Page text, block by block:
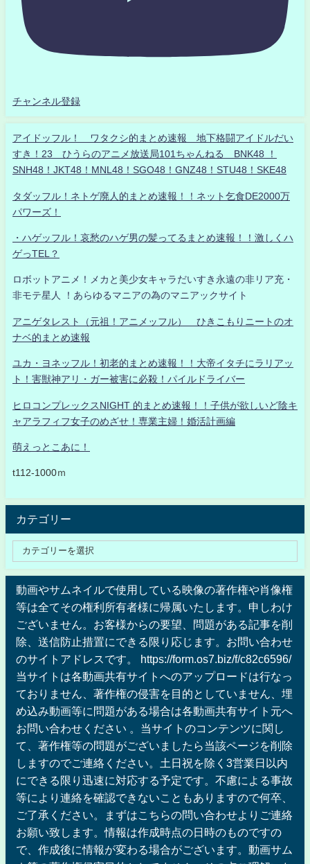
チャンネル登録
アイドッフル！ ワタクシ的まとめ速報 地下格闘アイドルだい
すき！23 ひうらのアニメ放送局101ちゃんねる BNK48 ！
SNH48！JKT48！MNL48！SGO48！GNZ48！STU48！SKE48
タダッフル！ネトゲ廃人的まとめ速報！！ネット乞食DE2000万
パワーズ！
・ハゲッフル！哀愁のハゲ男の髪ってるまとめ速報！！激しくハ
ゲっTEL？
ロボットアニメ！メカと美少女キャラだいすき永遠の非リア充・
非モテ星人 ！あらゆるマニアの為のマニアックサイト
アニゲタレスト（元祖！アニメッフル） ひきこもりニートのオ
ナベ的まとめ速報
ユカ・ヨネッフル！初老的まとめ速報！！大帝イタチにラリアッ
ト！害獣神アリ・ガー被害に必殺！パイルドライバー
ヒロコンプレックスNIGHT 的まとめ速報！！子供が欲しいど陰キ
ャアラフィフ女子のめざせ！専業主婦！婚活計画編
萌えっとこあに！
t112-1000ｍ
カテゴリー
動画やサムネイルで使用している映像の著作権や肖像権
等は全てその権利所有者様に帰属いたします。申しわけ
ございません。お客様からの要望、問題がある記事を削
除、送信防止措置にできる限り応じます。お問い合わせ
のサイトアドレスです。 https://form.os7.biz/f/c82c6596/
当サイトは各動画共有サイトへのアップロードは行なっ
ておりません、著作権の侵害を目的としていません、埋
め込み動画等に問題がある場合は各動画共有サイト元へ
お問い合わせください 。当サイトのコンテンツに関し
て、著作権等の問題がございましたら当該ページを削除
しますのでご連絡ください。土日祝を除く3営業日以内
にできる限り迅速に対応する予定です。不慮による事故
等により連絡を確認できないこともありますので何卒、
ご了承ください。まずはこちらの問い合わせよりご連絡
お願い致します。情報は作成時点の日時のものですの
で、作成後に情報が変わる場合がございます。動画サム